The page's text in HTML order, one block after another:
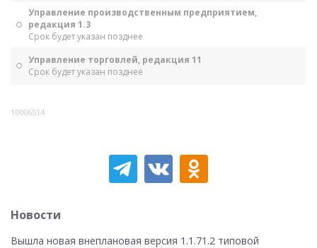
Управление производственным предприятием,
редакция 1.3
Срок будет указан позднее
Управление торговлей, редакция 11
Срок будет указан позднее
10006514
Новости
Вышла новая внеплановая версия 1.1.71.2 типовой